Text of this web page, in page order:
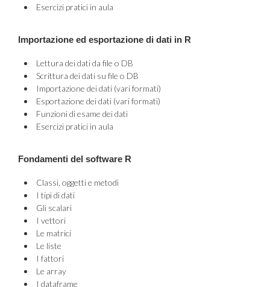
Esercizi pratici in aula
Importazione ed esportazione di dati in R
Lettura dei dati da file o DB
Scrittura dei dati su file o DB
Importazione dei dati (vari formati)
Esportazione dei dati (vari formati)
Funzioni di esame dei dati
Esercizi pratici in aula
Fondamenti del software R
Classi, oggetti e metodi
I tipi di dati
Gli scalari
I vettori
Le matrici
Le liste
I fattori
Le array
I dataframe